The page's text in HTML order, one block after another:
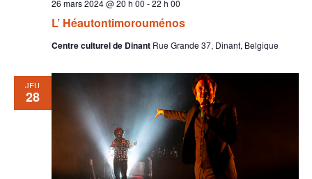
L’ Héautontimorouménos
26 mars 2024 @ 20 h 00 -22 h 00
Centre culturel de Dinant Rue Grande 37, Dinant, Belgique
JEU
28